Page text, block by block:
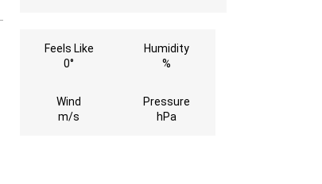
Feels Like
0°
Humidity
%
Wind
m/s
Pressure
hPa